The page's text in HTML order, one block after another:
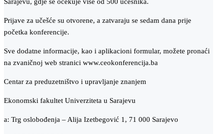
Sarajevu, gdje se očekuje više od 500 učesnika.
Prijave za učešće su otvorene, a zatvaraju se sedam dana prije
početka konferencije.
Sve dodatne informacije, kao i aplikacioni formular, možete pronaći
na zvaničnoj web stranici www.ceokonferencija.ba
Centar za preduzetništvo i upravljanje znanjem
Ekonomski fakultet Univerziteta u Sarajevu
a: Trg oslobođenja – Alija Izetbegović 1, 71 000 Sarajevo